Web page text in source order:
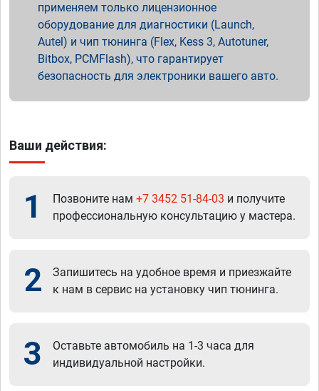
применяем только лицензионное
оборудование для диагностики (Launch,
Autel) и чип тюнинга (Flex, Kess 3, Autotuner,
Bitbox, PCMFlash), что гарантирует
безопасность для электроники вашего авто.
Ваши действия:
1 Позвоните нам +7 3452 51-84-03 и получите
профессиональную консультацию у мастера.
2
Запишитесь на удобное время и приезжайте
к нам в сервис на установку чип тюнинга.
3
Оставьте автомобиль на 1-3 часа для
индивидуальной настройки.